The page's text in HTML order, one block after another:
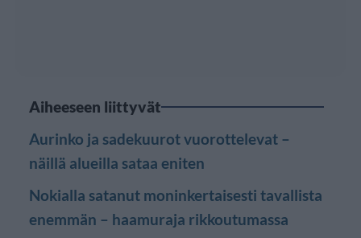
Aiheeseen liittyvät
Aurinko ja sadekuurot vuorottelevat –
näillä alueilla sataa eniten
Nokialla satanut moninkertaisesti tavallista
enemmän – haamuraja rikkoutumassa